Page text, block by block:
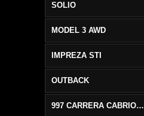
SOLIO
MODEL 3 AWD
IMPREZA STI
OUTBACK
997 CARRERA CABRIOLET 2/S